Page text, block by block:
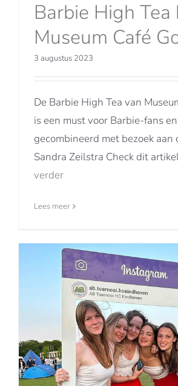
Barbie High
Museum Café
3 augustus 2023
De Barbie High Tea van
is een must voor Barbie-fans
gecombineerd met bezoek
Sandra Zeilstra Check dit
verder
Lees meer